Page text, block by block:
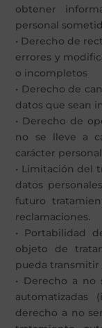
obtener
personal
• Derecho de
errores y
o incompletos
• Derecho de
datos que sean
• Derecho de
no se lleve a
carácter
• Limitación del
datos
futuro
reclamaciones.
• Portabilidad
objeto de
pueda transmitir
• Derecho a no
automatizadas
derecho a no